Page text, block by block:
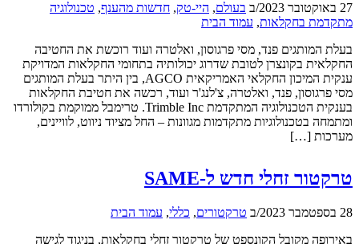
27 באוקטובר 2023 /ב בעולם, היי-טק, חדשות מהענף, טכנולוגיה
מתקדמת בחקלאות, עמוד הבית
בעלת המותגים פנד, מסי פרגוסון, ואלטרה ועוד רוכשת את החטיבה
החקלאית בקונצרן לטובת שדרוג יכולותיה בתחומי החקלאות המדויקת
ענקית המיכון החקלאי האמריקאית AGCO, בין היתר בעלת המותגים
מסי פרגוסון, פנד, ואלטרה, צ'לנג'ר ועוד, רכשה את חטיבת החקלאות
בענקית הטכנולוגיה המתקדמת Trimble Inc. טרימבל ממוקמת בקולורדו
ומתמחה בטכנולוגיות מתקדמות מגוונות – החל מציוד ניווט, לוויינים,
מערכות […]
טרקטור זחלי חדש ל-SAME
28 בספטמבר 2023 /ב טרקטורים, כללי, עמוד הבית
באירופה מקובל הקונספט של טרקטור זחלי בחקלאות, בניגוד לגישה